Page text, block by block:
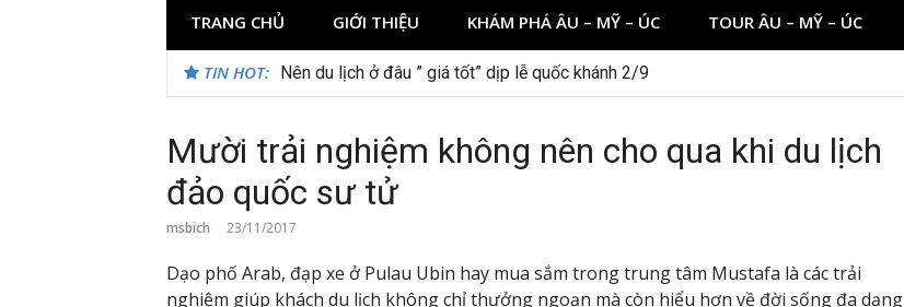
TRANG CHỦ GIỚI THIỆU KHÁM PHÁ ÂU – MỸ – ÚC TOUR ÂU – MỸ – ÚC
TIN HOT: Nên du lịch ở đâu ” giá tốt” dịp lễ quốc khánh 2/9
Mười trải nghiệm không nên cho qua khi du lịch
đảo quốc sư tử
msbich 23/11/2017
Dạo phố Arab, đạp xe ở Pulau Ubin hay mua sắm trong trung tâm Mustafa là các trải
nghiệm giúp khách du lịch không chỉ thưởng ngoạn mà còn hiểu hơn về đời sống đa dạng